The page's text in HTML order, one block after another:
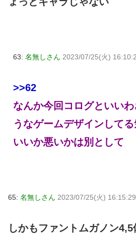
63: 名無しさん 2023/07/25(火)
>>62
なんか今回コログといい
うなゲームデザインして
いいか悪いかは別として
65: 名無しさん 2023/07/25(火)
しかもファントムガノン